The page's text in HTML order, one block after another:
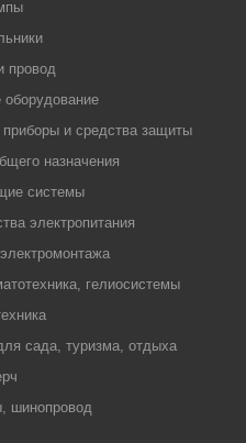
провод
оборудование
и средства защиты
назначения
системы
электропитания
гелиосистемы
сада, туризма, отдыха
шинопровод